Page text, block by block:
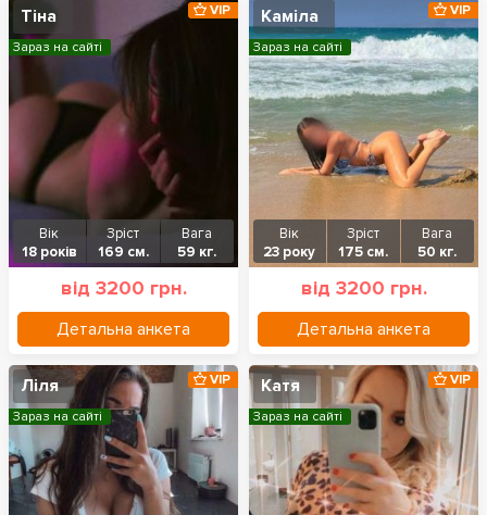
Тіна
Вік
18 років
Зріст
169 см.
Вага
59 кг.
від 3200 грн.
Детальна анкета
VIP
Зараз на сайті
Каміла
Вік
23 року
Зріст
175 см.
Вага
50 кг.
від 3200 грн.
Детальна анкета
VIP
Зараз на сайті
Ліля VIP
Зараз на сайті
Катя VIP
Зараз на сайті